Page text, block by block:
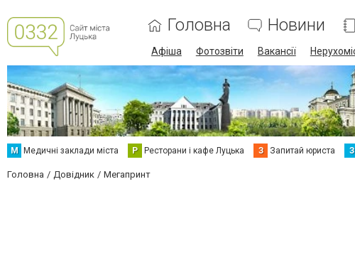
Головна Новини
Афіша Фотозвіти Вакансії
М Медичні заклади міста Р Ресторани і кафе Луцька З Запитай юриста З
Головна Довідник Мегапринт